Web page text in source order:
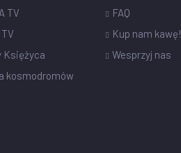
TV
Księżyca
kosmodromów
FAQ
Kup nam kawę!
Wesprzyj nas